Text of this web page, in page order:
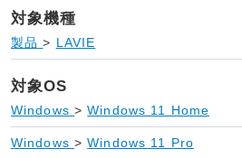
対象機種
製品 > LAVIE
対象OS
Windows > Windows 11 Home
Windows > Windows 11 Pro